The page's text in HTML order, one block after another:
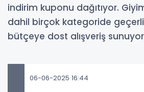
indirim kuponu dağıtıyor.
dahil birçok kategoride
bütçeye dost alışveriş
06-06-2025 16:44